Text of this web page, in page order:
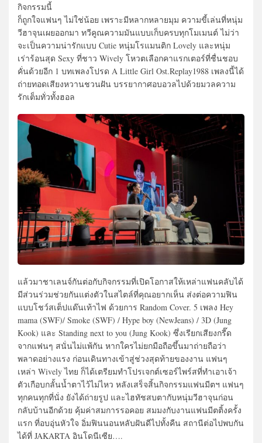
กิจกรรมนี้
ก็ถูกใจแฟนๆ ไม่ใช่น้อย เพราะมีหลากหลายมุม ความขี้เล่นที่หนุ่ม
วีฮาจุนเผยออกมา ทวีคูณความมันแบบเก็บครบทุกโมเมนต์ ไม่ว่า
จะเป็นความน่ารักแบบ Cutie หนุ่มโรแมนติก Lovely และหนุ่ม
เร่าร้อนสุด Sexy ที่ชาว Wively โหวตเลือกคาแรกเตอร์ที่ชื่นชอบ
คั่นด้วยอีก 1 บทเพลงโปรด A Little Girl Ost.Replay1988 เพลงนี้ได้
ถ่ายทอดเสียงหวานชวนฝัน บรรยากาศอบอวลไปด้วยมวลความ
รักเต็มทั่วทั้งฮอล
แล้วมาชาเลนจ์กันต่อกับกิจกรรมที่เปิดโอกาสให้เหล่าแฟนคลับได้
มีส่วนร่วมช่วยกันแต่งตัวในสไตล์ที่คุณอยากเห็น ส่งต่อความฟิน
แบบโชว์สเต็ปแด๊นเท้าไฟ ด้วยการ Random Cover. 5 เพลง Hey
mama (SWF)/ Smoke (SWF) / Hype boy (NewJeans) / 3D (Jung
Kook) และ Standing next to you (Jung Kook) ซึ่งเรียกเสียงกรี๊ด
จากแฟนๆ สนั่นไม่แพ้กัน หากใครไม่ยกมือถือขึ้นมาถ่ายถือว่า
พลาดอย่างแรง ก่อนเดินทางเข้าสู่ช่วงสุดท้ายของงาน แฟนๆ
เหล่า Wively ไทย ก็ได้เตรียมทำโปรเจกต์เซอร์ไพร์สที่ทำเอาเจ้า
ตัวเกือบกลั้นน้ำตาไว้ไม่ไหว หลังเสร็จสิ้นกิจกรรมแฟนมีตฯ แฟนๆ
ทุกคนทุกที่นั่ง ยังได้ถ่ายรูป และไฮทัชสบตากับหนุ่มวีฮาจุนก่อน
กลับบ้านอีกด้วย คุ้มค่าสมการรอคอย สมมงกับงานแฟนมีตติ้งครั้ง
แรก ที่อบอุ่นหัวใจ อิ่มฟินนอนหลับฝันดีไปทั้งคืน สถานีต่อไปพบกัน
ได้ที่ JAKARTA อินโดนีเซีย….